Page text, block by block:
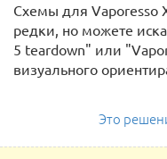
Схемы для Vaporesso
редки, но можете
5 teardown" или
визуального
Это